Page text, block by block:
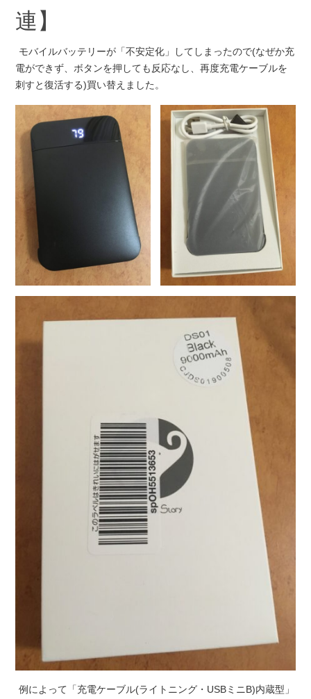
連】
モバイルバッテリーが「不安定化」してしまったので(なぜか充
電ができず、ボタンを押しても反応なし、再度充電ケーブルを
刺すと復活する)買い替えました。
例によって「充電ケーブル(ライトニング・USBミニB)内蔵型」